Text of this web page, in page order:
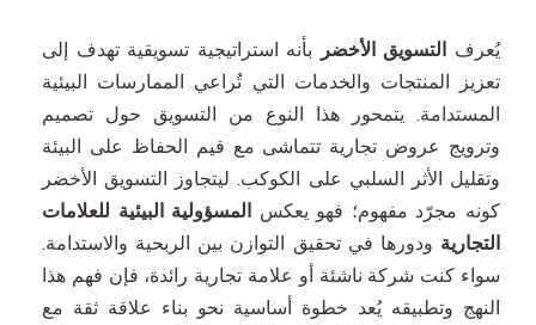
يُعرف التسويق الأخضر
بأنه استراتيجية تسويقية تهدف إلى
تعزيز المنتجات والخدمات التي تُراعي الممارسات البيئية
المستدامة. يتمحور هذا النوع من التسويق حول تصميم
وترويج عروض تجارية تتماشى مع قيم الحفاظ على البيئة
وتقليل الأثر السلبي على الكوكب. ليتجاوز التسويق الأخضر
كونه مجرّد مفهوم؛ فهو يعكس المسؤولية البيئية للعلامات
التجارية ودورها في تحقيق التوازن بين الربحية والاستدامة.
سواء كنت شركة ناشئة أو علامة تجارية رائدة، فإن فهم هذا
النهج وتطبيقه يُعد خطوة أساسية نحو بناء علاقة ثقة مع